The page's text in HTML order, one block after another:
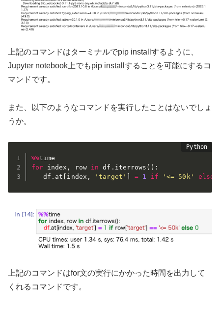
上記のコマンドはターミナルでpip installするように、
Jupyter notebook上でもpip installすることを可能にするコ
マンドです。
また、以下のようなコマンドを実行したことはないでしょ
うか。
%%
for index , row in df . iterrows ( ) :
   df
. at index , 'target' = 1 if '<= 50k' else
上記のコマンドはfor文の実行にかかった時間を出力して
くれるコマンドです。